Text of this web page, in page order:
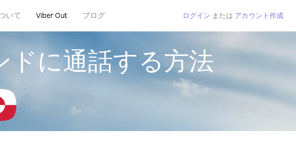
いて Viber Out ブログ ログイン または アカウント作成
に通話する方法